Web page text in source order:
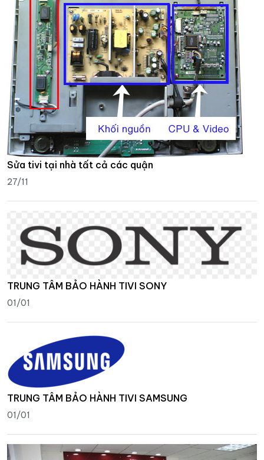
Sửa tivi tại nhà tất cả các quận
27/11
TRUNG TÂM BẢO HÀNH TIVI SONY
01/01
TRUNG TÂM BẢO HÀNH TIVI SAMSUNG
01/01